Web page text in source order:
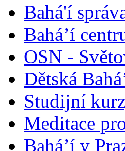
Bahá'í
Bahá’í
OSN -
Dětská
Studijní
Meditace
Bahá’í v